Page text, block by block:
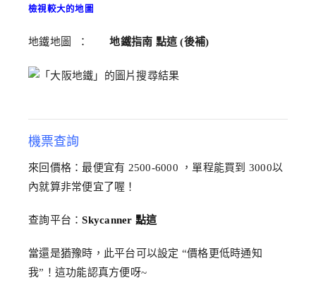
檢視較大的地圖
地鐵地圖 ：地鐵指南 點這 (後補)
機票查詢
來回價格：最便宜有 2500-6000 ，單程能買到 3000以
內就算非常便宜了喔！
查詢平台：Skycanner 點這
當還是猶豫時，此平台可以設定 “價格更低時通知
我”！這功能認真方便呀~